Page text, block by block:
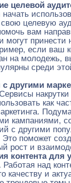
целевой
свою целевую
вам
могут
если ваш
на молодежь,
среди
с другими
Сервисы
как
кампаниями,
с другими
Это поможет
рост и
контента для
Работая над
качеству и